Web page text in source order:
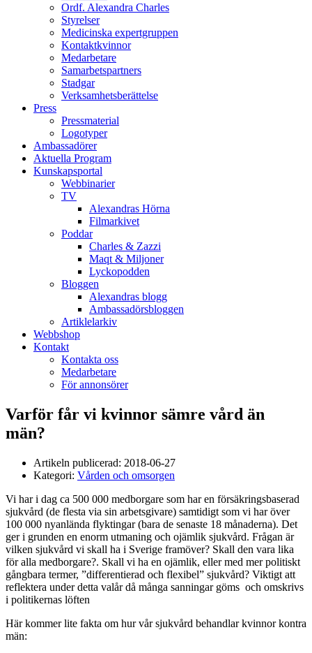
Ordf. Alexandra Charles
Styrelser
Medicinska expertgruppen
Kontaktkvinnor
Medarbetare
Samarbetspartners
Stadgar
Verksamhetsberättelse
Press
Pressmaterial
Logotyper
Ambassadörer
Aktuella Program
Kunskapsportal
Webbinarier
TV
Alexandras Hörna
Filmarkivet
Poddar
Charles & Zazzi
Maqt & Miljoner
Lyckopodden
Bloggen
Alexandras blogg
Ambassadörsbloggen
Artiklelarkiv
Webbshop
Kontakt
Kontakta oss
Medarbetare
För annonsörer
Varför får vi kvinnor sämre vård än
män?
Artikeln publicerad: 2018-06-27
Kategori: Vården och omsorgen
Vi har i dag ca 500 000 medborgare som har en försäkringsbaserad
sjukvård (de flesta via sin arbetsgivare) samtidigt som vi har över
100 000 nyanlända flyktingar (bara de senaste 18 månaderna). Det
ger i grunden en enorm utmaning och ojämlik sjukvård. Frågan är
vilken sjukvård vi skall ha i Sverige framöver? Skall den vara lika
för alla medborgare?. Skall vi ha en ojämlik, eller med mer politiskt
gångbara termer, ”differentierad och flexibel” sjukvård? Viktigt att
reflektera under detta valår då många sanningar göms och omskrivs
i politikernas löften
Här kommer lite fakta om hur vår sjukvård behandlar kvinnor kontra
män: